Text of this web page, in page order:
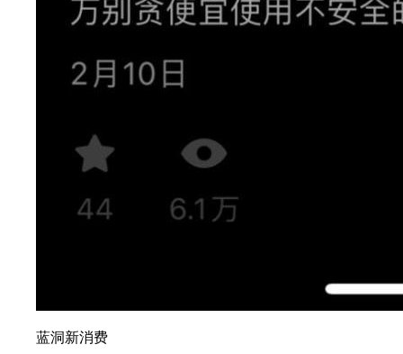
蓝洞新消费